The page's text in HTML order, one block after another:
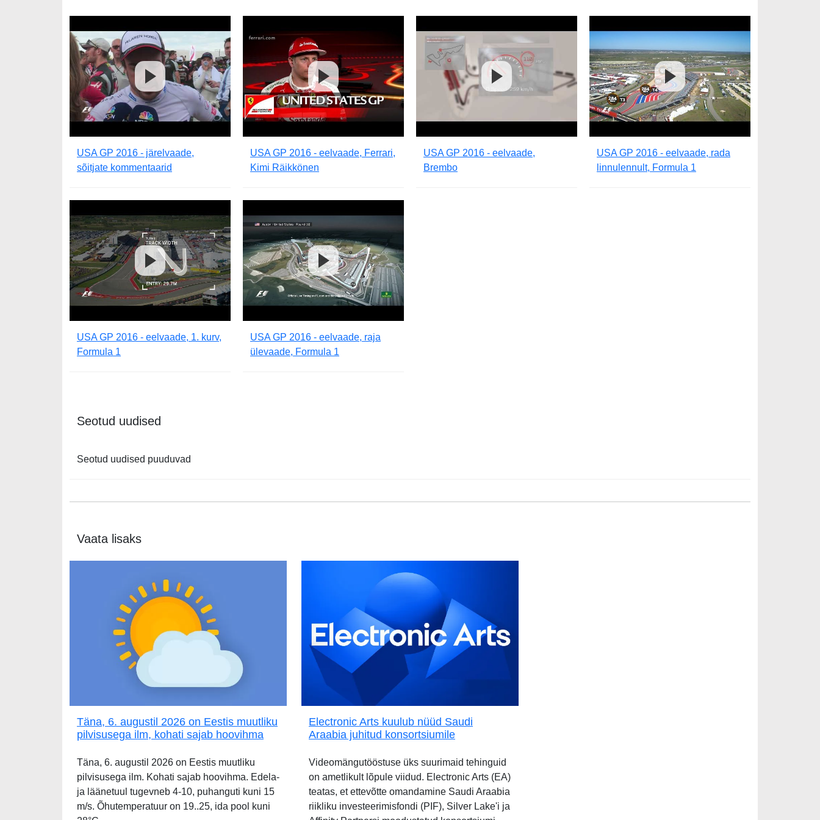
USA GP 2016 - järelvaade,
sõitjate kommentaarid
USA GP 2016 - eelvaade, Ferrari,
Kimi Räikkönen
USA GP 2016 - eelvaade,
Brembo
USA GP 2016 - eelvaade, rada
linnulennult, Formula 1
USA GP 2016 - eelvaade, 1. kurv,
Formula 1
USA GP 2016 - eelvaade, raja
ülevaade, Formula 1
Seotud uudised
Seotud uudised puuduvad
Vaata lisaks
Täna, 6. augustil 2026 on Eestis muutliku
pilvisusega ilm, kohati sajab hoovihma
Täna, 6. augustil 2026 on Eestis muutliku
pilvisusega ilm. Kohati sajab hoovihma. Edela-
ja läänetuul tugevneb 4-10, puhanguti kuni 15
m/s. Õhutemperatuur on 19..25, ida pool kuni
Electronic Arts kuulub nüüd Saudi
Araabia juhitud konsortsiumile
Videomängutööstuse üks suurimaid tehinguid
on ametlikult lõpule viidud. Electronic Arts (EA)
teatas, et ettevõtte omandamine Saudi Araabia
riikliku investeerimisfondi (PIF), Silver Lake'i ja